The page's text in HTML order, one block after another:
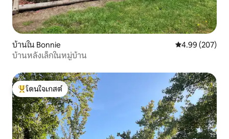
บ้านใน Bonnie คะแนนเฉลี่ย
4.99 (207)
บ้านหลังเล็กในหมู่บ้าน
โดนใจเกสต์ที่สุด
โดนใจเกสต์